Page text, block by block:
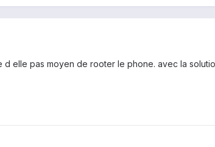
d elle pas moyen de rooter le phone. avec la